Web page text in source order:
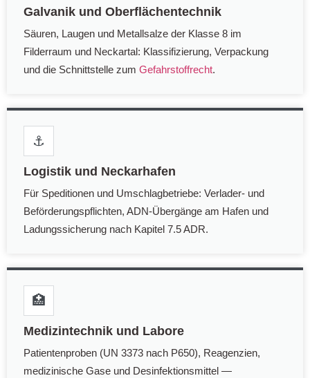
Galvanik und Oberflächentechnik
Säuren, Laugen und Metallsalze der Klasse 8 im
Filderraum und Neckartal: Klassifizierung, Verpackung
und die Schnittstelle zum Gefahrstoffrecht.
⚓
Logistik und Neckarhafen
Für Speditionen und Umschlagbetriebe: Verlader- und
Beförderungspflichten, ADN-Übergänge am Hafen und
Ladungssicherung nach Kapitel 7.5 ADR.
🏥
Medizintechnik und Labore
Patientenproben (UN 3373 nach P650), Reagenzien,
medizinische Gase und Desinfektionsmittel —